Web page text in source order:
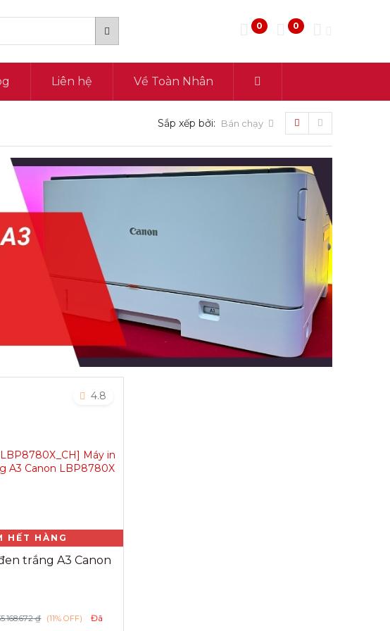
0 0
Liên hệ Về Toàn Nhân
Sắp xếp bởi: Bán chạy
HẾT HÀNG
4.8
trắng A3 Canon
₫ (11% OFF)
Đã